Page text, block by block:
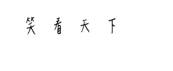
content